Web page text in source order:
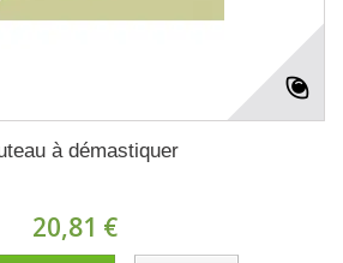
à démastiquer
20,81 €